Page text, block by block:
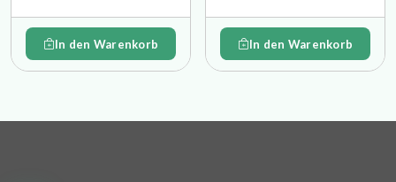
In den Warenkorb In den Warenkorb